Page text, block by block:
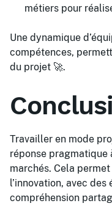
métiers pour
Une dynamique
compétences,
du projet 🚀.
Travailler en mode
réponse pragmatique
marchés. Cela
l’innovation, avec
compréhension